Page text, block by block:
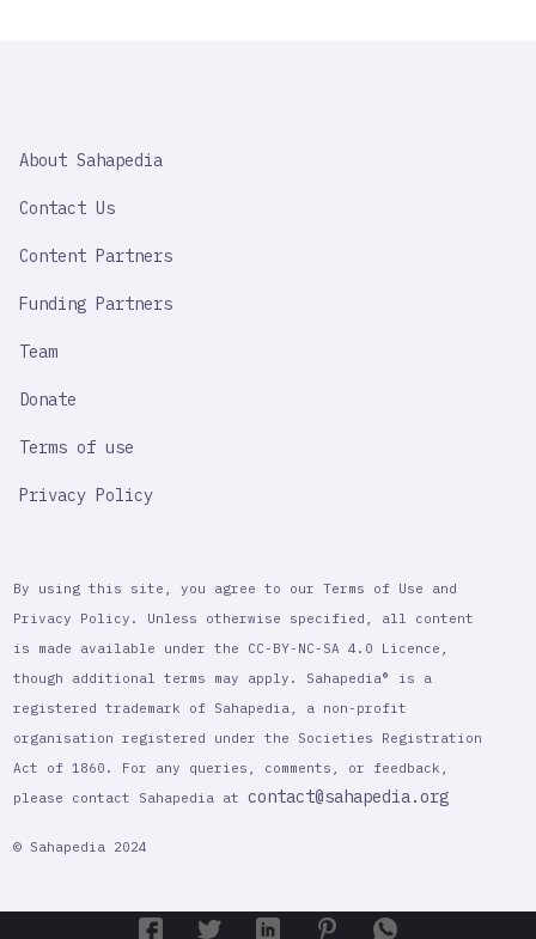
IMPORTANT
About Sahapedia
Contact Us
Content Partners
Funding Partners
Team
Donate
Terms of use
Privacy Policy
By using this site, you agree to our Terms of Use and
Privacy Policy. Unless otherwise specified, all content
is made available under the CC-BY-NC-SA 4.0 Licence,
though additional terms may apply. Sahapedia® is a
registered trademark of Sahapedia, a non-profit
organisation registered under the Societies Registration
Act of 1860. For any queries, comments, or feedback,
please contact Sahapedia at contact@sahapedia.org
© Sahapedia 2024